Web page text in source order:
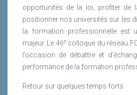
opportunités de la loi, profiter de
positionner nos universités sur les
la formation professionnelle est
majeur. Le 46ecolloque du réseau
l’occasion de débattre et
performance de la formation
Retour sur quelques temps forts